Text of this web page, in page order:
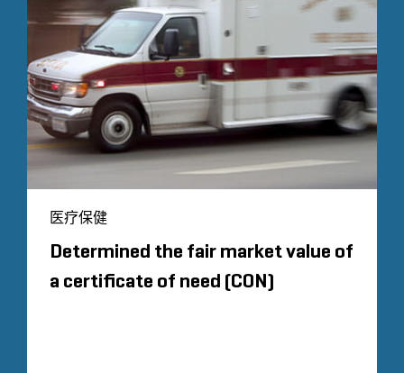
医疗保健
Determined the fair market value of
a certificate of need (CON)